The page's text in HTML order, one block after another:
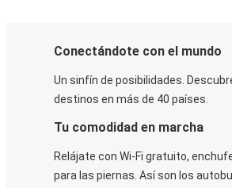
Conectándote con el mundo
Un sinfín de posibilidades.
destinos en más de 40 países.
Tu comodidad en marcha
Relájate con Wi-Fi gratuito,
para las piernas. Así son los